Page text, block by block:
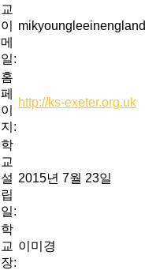
교
이
메
일:
홈
페
이
지:
http://ks-exeter.org.uk
학
교
설
립
일:
2015년 7월 23일
학
교
장:
이미경